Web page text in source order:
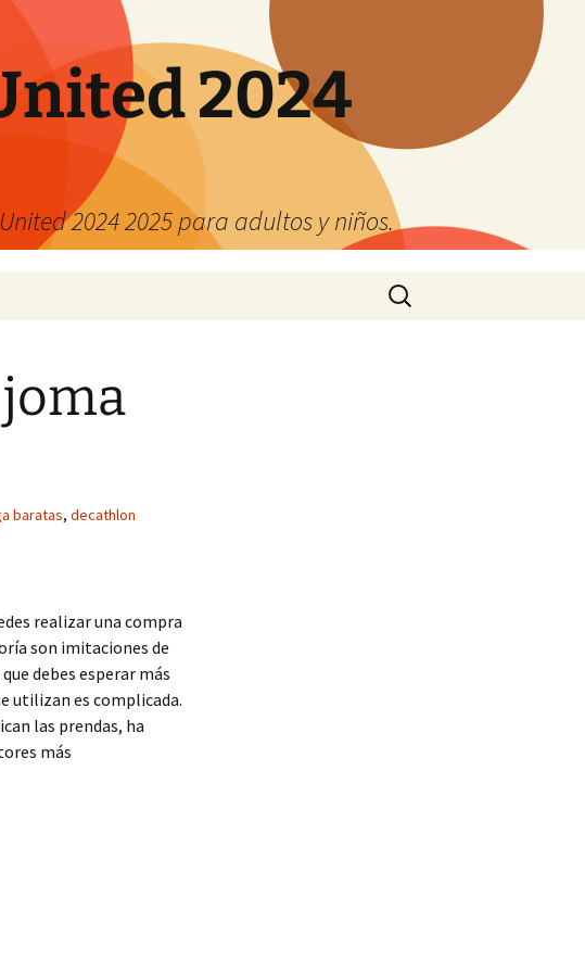
2024
2024 2025 para adultos y niños.
Buscar:
baratas, decathlon
realizar una compra
son imitaciones de
debes esperar más
utilizan es complicada.
las prendas, ha
más